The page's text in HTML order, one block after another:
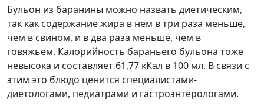
Бульон из баранины можно назвать диетическим,
так как содержание жира в нем в три раза меньше,
чем в свином, и в два раза меньше, чем в
говяжьем. Калорийность бараньего бульона тоже
невысока и составляет 61,77 кКал в 100 мл. В связи с
этим это блюдо ценится специалистами-
диетологами, педиатрами и гастроэнтерологами.